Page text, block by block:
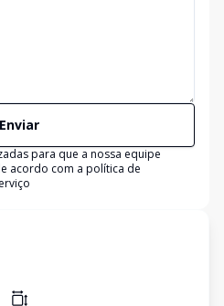
Enviar
para que a nossa equipe
acordo com a política de